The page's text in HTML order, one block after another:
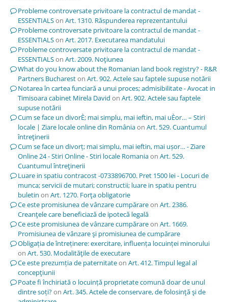
Probleme controversate privitoare la contractul de mandat -
ESSENTIALSon Art. 1310. Răspunderea reprezentantului
Probleme controversate privitoare la contractul de mandat -
ESSENTIALSon Art. 2017. Executarea mandatului
Probleme controversate privitoare la contractul de mandat -
ESSENTIALSon Art. 2009. Noţiunea
What do you know about the Romanian land book registry? - R&R
Partners Buchareston Art. 902. Actele sau faptele supuse notării
Notarea în cartea funciară a unui proces; admisibilitate - Avocat in
Timisoara cabinet Mirela David on Art. 902. Actele sau faptele
supuse notării
Cum se face un divorÈ; mai simplu, mai ieftin, mai uÈor… – Stiri
locale | Ziare locale online din Româniaon Art. 529. Cuantumul
întreţinerii
Cum se face un divorț; mai simplu, mai ieftin, mai ușor… - Ziare
Online 24 - Stiri Online - Stiri locale Romaniaon Art. 529.
Cuantumul întreţinerii
Luare in spatiu contracost -0733896700. Pret 1500 lei - Locuri de
munca; servicii de mutari; constructii; luare in spatiu pentru
buletin on Art. 1270. Forţa obligatorie
Ce este promisiunea de vânzare cumpărareon Art. 2386.
Creanţele care beneficiază de ipotecă legală
Ce este promisiunea de vânzare cumpărareon Art. 1669.
Promisiunea de vânzare şi promisiunea de cumpărare
Obligația de întreținere: exercitare, influența locuinței minorului
on Art. 530. Modalităţile de executare
Ce este prezumția de paternitateon Art. 412. Timpul legal al
concepţiunii
Poate fi închiriată o locuință proprietate comună doar de unul
dintre soți?on Art. 345. Actele de conservare, de folosinţă şi de